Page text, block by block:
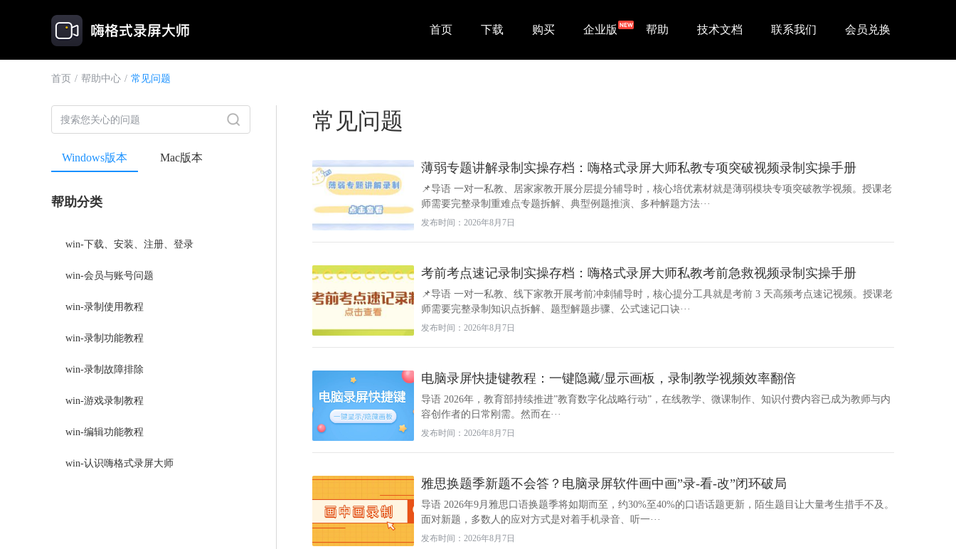
首页 下载 购买 企业版 帮助 技术文档 联系我们 会员兑换
首页 / 帮助中心 / 常见问题
常见问题
薄弱专题讲解录制实操存档：嗨格式录屏大师私教专项突破视频录制实操手册
📌导语 一对一私教、居家家教开展分层提分辅导时，核心培优素材就是薄弱模块专项突破教学视频。授课老
师需要完整录制重难点专题拆解、典型例题推演、多种解题方法···
发布时间：2026年8月7日
考前考点速记录制实操存档：嗨格式录屏大师私教考前急救视频录制实操手册
📌导语 一对一私教、线下家教开展考前冲刺辅导时，核心提分工具就是考前 3 天高频考点速记视频。授课老
师需要完整录制知识点拆解、题型解题步骤、公式速记口诀···
发布时间：2026年8月7日
电脑录屏快捷键教程：一键隐藏/显示画板，录制教学视频效率翻倍
导语 2026年，教育部持续推进”教育数字化战略行动”，在线教学、微课制作、知识付费内容已成为教师与内
容创作者的日常刚需。然而在···
发布时间：2026年8月7日
雅思换题季新题不会答？电脑录屏软件画中画”录-看-改”闭环破局
导语 2026年9月雅思口语换题季将如期而至，约30%至40%的口语话题更新，陌生题目让大量考生措手不及。
面对新题，多数人的应对方式是对着手机录音、听一···
发布时间：2026年8月7日
Windows版本 Mac版本
帮助分类
win-下载、安装、注册、登录
win-会员与账号问题
win-录制使用教程
win-录制功能教程
win-录制故障排除
win-游戏录制教程
win-编辑功能教程
win-认识嗨格式录屏大师